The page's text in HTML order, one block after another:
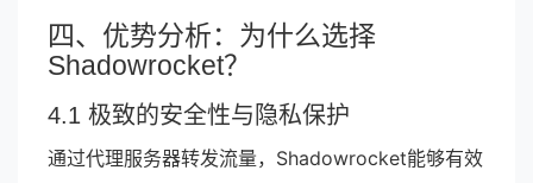
四、优势分析：为什么选择
Shadowrocket？
4.1 极致的安全性与隐私保护
通过代理服务器转发流量，Shadowrocket能够有效